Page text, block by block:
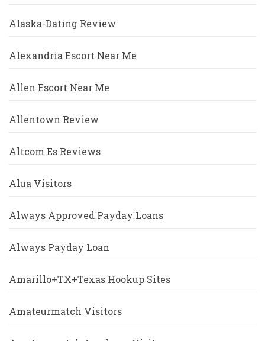
Alaska-Dating Review
Alexandria Escort Near Me
Allen Escort Near Me
Allentown Review
Altcom Es Reviews
Alua Visitors
Always Approved Payday Loans
Always Payday Loan
Amarillo+TX+Texas Hookup Sites
Amateurmatch Visitors